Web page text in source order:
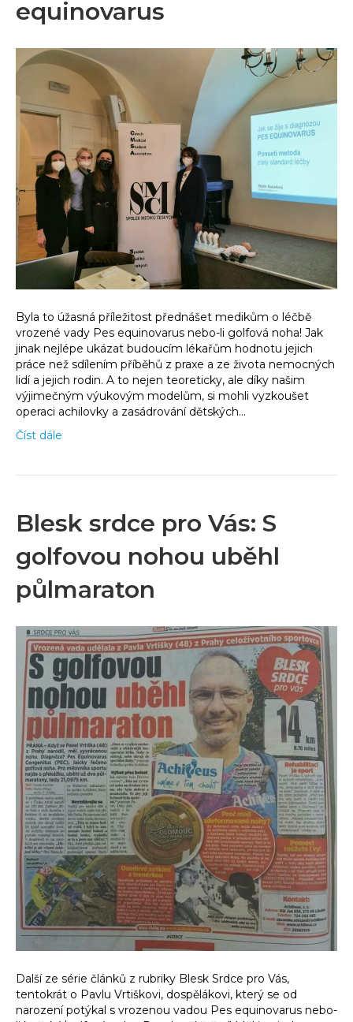
equinovarus
Byla to úžasná příležitost přednášet medikům o léčbě
vrozené vady Pes equinovarus nebo-li golfová noha! Jak
jinak nejlépe ukázat budoucím lékařům hodnotu jejich
práce než sdílením příběhů z praxe a ze života nemocných
lidí a jejich rodin. A to nejen teoreticky, ale díky našim
výjimečným výukovým modelům, si mohli vyzkoušet
operaci achilovky a zasádrování dětských…
Číst dále
Blesk srdce pro Vás: S
golfovou nohou uběhl
půlmaraton
Další ze série článků z rubriky Blesk Srdce pro Vás,
tentokrát o Pavlu Vrtiškovi, dospělákovi, který se od
narození potýkal s vrozenou vadou Pes equinovarus nebo-